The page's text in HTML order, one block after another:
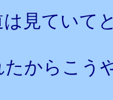
見ていて
からこう